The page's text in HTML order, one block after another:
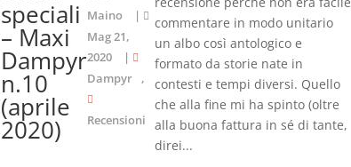
speciali
– Maxi
Dampyr
n.10
(aprile
2020)
Maino
|
Mag 21,
2020
|
Dampyr
,
Recensioni
commentare in modo unitario
un albo così antologico e
formato da storie nate in
contesti e tempi diversi. Quello
che alla fine mi ha spinto (oltre
alla buona fattura in sé di tante,
direi...